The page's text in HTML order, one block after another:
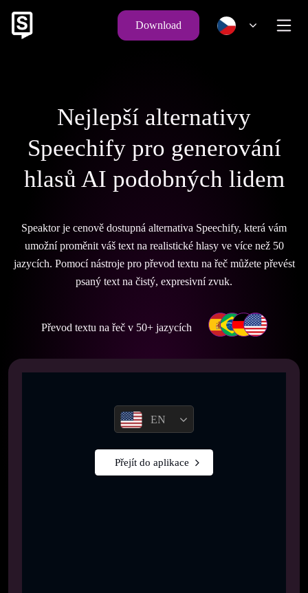
Download
Nejlepší alternativy
Speechify pro generování
hlasů AI podobných lidem
Speaktor je cenově dostupná alternativa Speechify, která vám
umožní proměnit váš text na realistické hlasy ve více než 50
jazycích. Pomocí nástroje pro převod textu na řeč můžete převést
psaný text na čistý, expresivní zvuk.
Převod textu na řeč v 50+ jazycích
EN
Přejít do aplikace